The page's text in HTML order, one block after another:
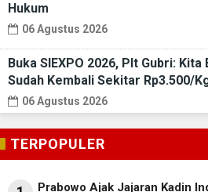
Hukum
06 Agustus 2026
Buka SIEXPO 2026, Plt Gubri:
Sudah Kembali Sekitar Rp3.500/
06 Agustus 2026
TERPOPULER
Prabowo Ajak Jajaran Kadin